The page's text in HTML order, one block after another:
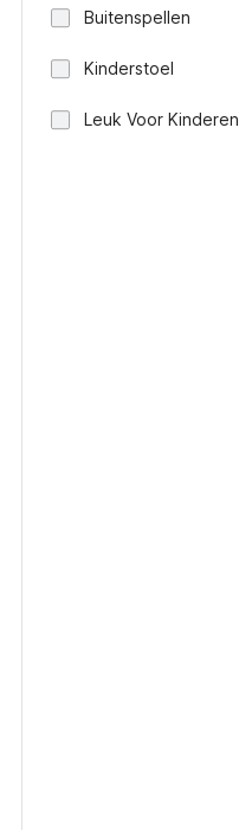
Buitenspellen
Kinderstoel
Leuk Voor Kinderen